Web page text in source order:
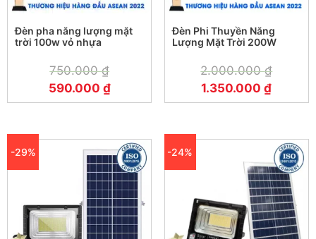
Đèn pha năng lượng mặt
trời 100w vỏ nhựa
750.000₫
590.000 ₫
Đèn Phi Thuyền Năng
Lượng Mặt Trời 200W
2.000.000₫
1.350.000₫
-29% -24%